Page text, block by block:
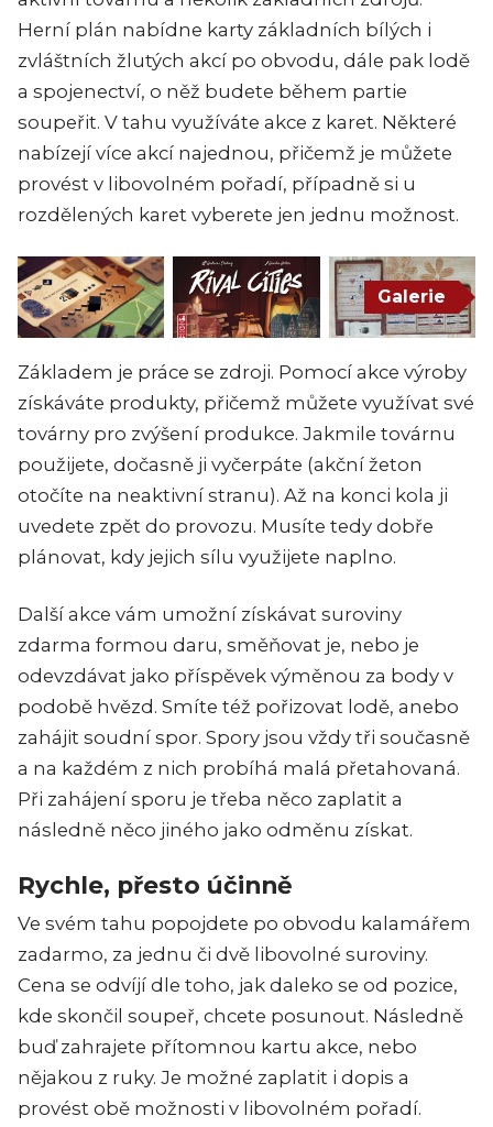
Herní plán nabídne karty základních bílých i
zvláštních žlutých akcí po obvodu, dále pak lodě
a spojenectví, o něž budete během partie
soupeřit. V tahu využíváte akce z karet. Některé
nabízejí více akcí najednou, přičemž je můžete
provést v libovolném pořadí, případně si u
rozdělených karet vyberete jen jednu možnost.
Galerie
Základem je práce se zdroji. Pomocí akce výroby
získáváte produkty, přičemž můžete využívat své
továrny pro zvýšení produkce. Jakmile továrnu
použijete, dočasně ji vyčerpáte (akční žeton
otočíte na neaktivní stranu). Až na konci kola ji
uvedete zpět do provozu. Musíte tedy dobře
plánovat, kdy jejich sílu využijete naplno.
Další akce vám umožní získávat suroviny
zdarma formou daru, směňovat je, nebo je
odevzdávat jako příspěvek výměnou za body v
podobě hvězd. Smíte též pořizovat lodě, anebo
zahájit soudní spor. Spory jsou vždy tři současně
a na každém z nich probíhá malá přetahovaná.
Při zahájení sporu je třeba něco zaplatit a
následně něco jiného jako odměnu získat.
Rychle, přesto účinně
Ve svém tahu popojdete po obvodu kalamářem
zadarmo, za jednu či dvě libovolné suroviny.
Cena se odvíjí dle toho, jak daleko se od pozice,
kde skončil soupeř, chcete posunout. Následně
buď zahrajete přítomnou kartu akce, nebo
nějakou z ruky. Je možné zaplatit i dopis a
provést obě možnosti v libovolném pořadí.